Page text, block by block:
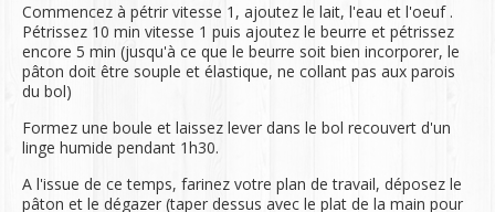
Commencez à pétrir vitesse 1, ajoutez le lait, l'eau et l'oeuf .
Pétrissez 10 min vitesse 1 puis ajoutez le beurre et pétrissez
encore 5 min (jusqu'à ce que le beurre soit bien incorporer, le
pâton doit être souple et élastique, ne collant pas aux parois
du bol)
Formez une boule et laissez lever dans le bol recouvert d'un
linge humide pendant 1h30.
A l'issue de ce temps, farinez votre plan de travail, déposez le
pâton et le dégazer (taper dessus avec le plat de la main pour